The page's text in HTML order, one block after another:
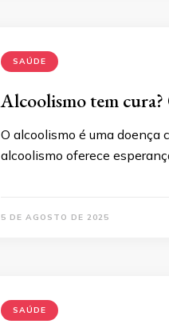
SAÚDE
Alcoolismo tem cura?
O alcoolismo é uma
alcoolismo oferece
5 DE AGOSTO DE 2025
SAÚDE